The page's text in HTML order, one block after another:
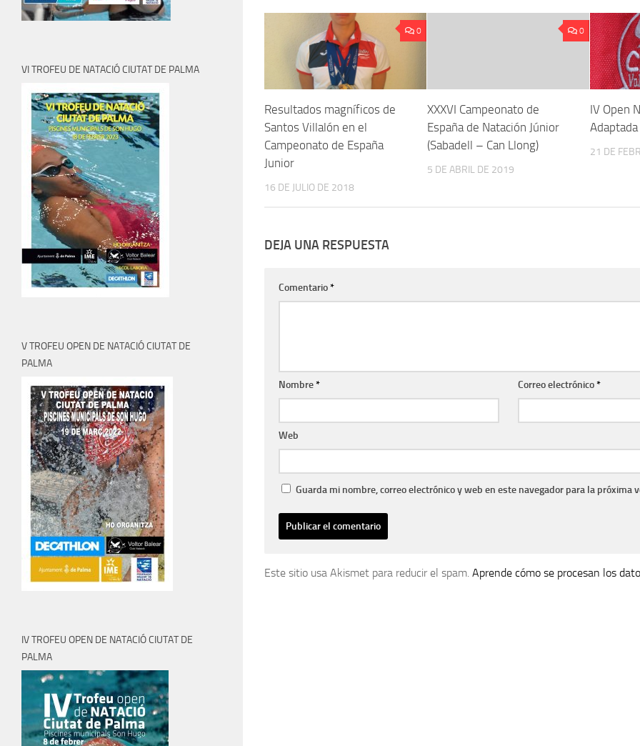
0
Resultados magníficos de
Santos Villalón en el
Campeonato de España
Junior
16 DE JULIO DE 2018
0
XXXVI Campeonato de
España de Natación Júnior
(Sabadell – Can Llong)
5 DE ABRIL DE 2019
IV Open
21 DE
DEJA UNA RESPUESTA
Comentario*
Nombre* Correo electrónico*
Web
Guarda mi nombre, correo electrónico y web en este navegador para la próxima
Este sitio usa Akismet para reducir el spam. Aprende cómo se procesan los
VI TROFEU DE NATACIÓ CIUTAT DE PALMA
V TROFEU OPEN DE NATACIÓ CIUTAT DE
PALMA
IV TROFEU OPEN DE NATACIÓ CIUTAT DE
PALMA